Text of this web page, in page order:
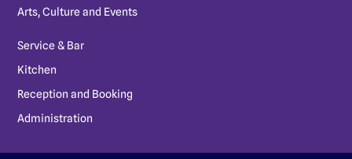
Arts, Culture and Events
Service & Bar
Kitchen
Reception and Booking
Administration